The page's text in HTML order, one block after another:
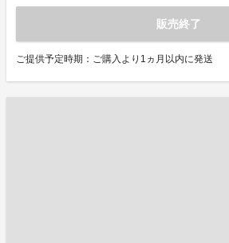
販売終了
ご提供予定時期：ご購入より1ヵ月以内に発送